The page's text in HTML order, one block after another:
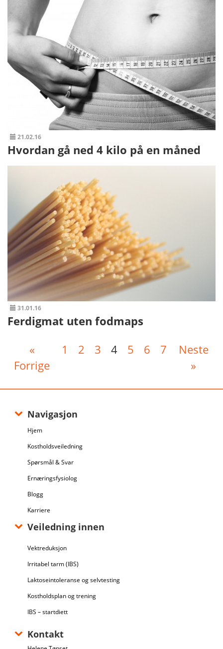
21.02.16
Hvordan gå ned 4 kilo på en måned
31.01.16
Ferdigmat uten fodmaps
«
Forrige
1 2 3 4 5 6 7
Neste
»
Navigasjon
Hjem
Kostholdsveiledning
Spørsmål & Svar
Ernæringsfysiolog
Blogg
Karriere
Veiledning innen
Vektreduksjon
Irritabel tarm (IBS)
Laktoseintoleranse og selvtesting
Kostholdsplan og trening
IBS – startdiett
Kontakt